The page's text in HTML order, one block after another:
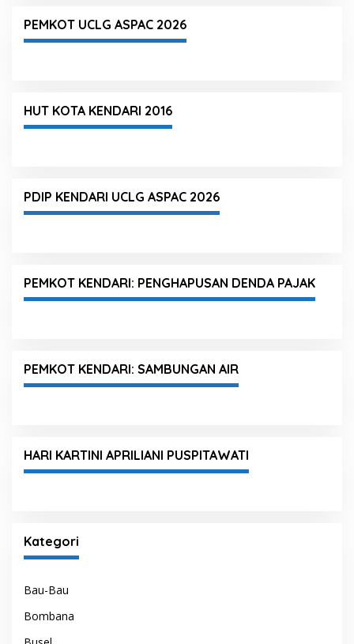
PEMKOT UCLG ASPAC 2026
HUT KOTA KENDARI 2016
PDIP KENDARI UCLG ASPAC 2026
PEMKOT KENDARI: PENGHAPUSAN DENDA PAJAK
PEMKOT KENDARI: SAMBUNGAN AIR
HARI KARTINI APRILIANI PUSPITAWATI
Kategori
Bau-Bau
Bombana